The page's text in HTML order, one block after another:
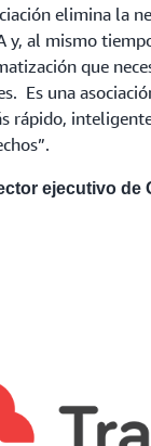
elimina la
y, al mismo
que
Es una
rápido,
ejecutivo de